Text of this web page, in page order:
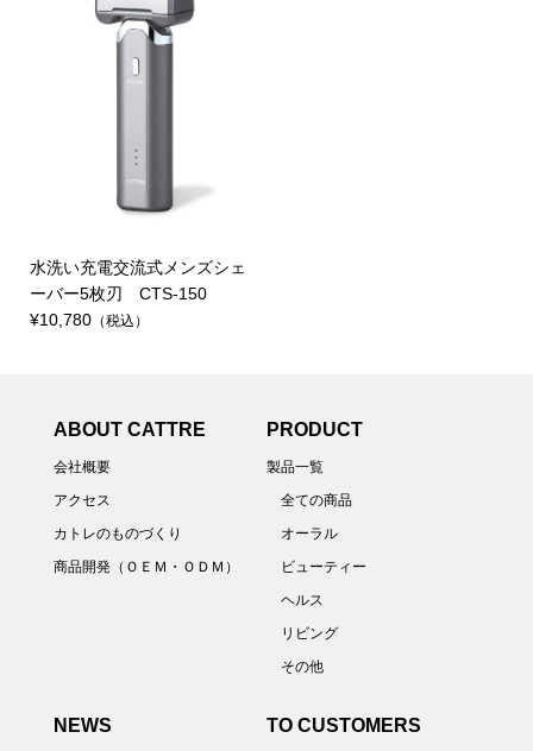
水洗い充電交流式メンズシェ
ーバー5枚刃 CTS-150
¥10,780（税込）
ABOUT CATTRE
会社概要
アクセス
カトレのものづくり
商品開発（ＯＥＭ・ＯＤＭ）
PRODUCT
製品一覧
全ての商品
オーラル
ビューティー
ヘルス
リビング
その他
NEWS TO CUSTOMERS